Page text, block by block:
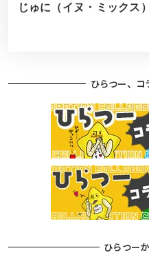
じゅに（イヌ・ミックス
ひらつー、コ
ひらつー